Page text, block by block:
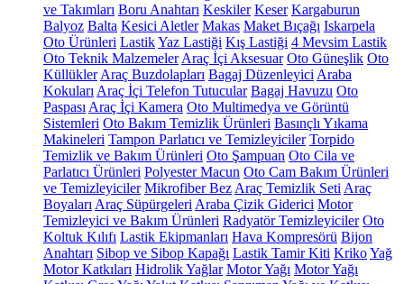
ve Takımları Boru Anahtarı Keskiler Keser Kargaburun
Balyoz Balta Kesici Aletler Makas Maket Bıçağı Iskarpela
Oto Ürünleri LastikYaz Lastiği Kış Lastiği 4 Mevsim Lastik
Oto Teknik Malzemeler Araç İçi Aksesuar Oto Güneşlik Oto
Küllükler Araç Buzdolapları Bagaj Düzenleyici Araba
Kokuları Araç İçi Telefon Tutucular Bagaj Havuzu Oto
Paspası Araç İçi Kamera Oto Multimedya ve Görüntü
Sistemleri Oto Bakım Temizlik Ürünleri Basınçlı Yıkama
Makineleri Tampon Parlatıcı ve Temizleyiciler Torpido
Temizlik ve Bakım Ürünleri Oto Şampuan Oto Cila ve
Parlatıcı Ürünleri Polyester Macun Oto Cam Bakım Ürünleri
ve Temizleyiciler Mikrofiber Bez Araç Temizlik Seti Araç
Boyaları Araç Süpürgeleri Araba Çizik Giderici Motor
Temizleyici ve Bakım Ürünleri Radyatör Temizleyiciler Oto
Koltuk Kılıfı Lastik Ekipmanları Hava Kompresörü Bijon
Anahtarı Sibop ve Sibop Kapağı Lastik Tamir Kiti KrikoYağ
Motor Katkıları Hidrolik Yağlar Motor Yağı Motor Yağı